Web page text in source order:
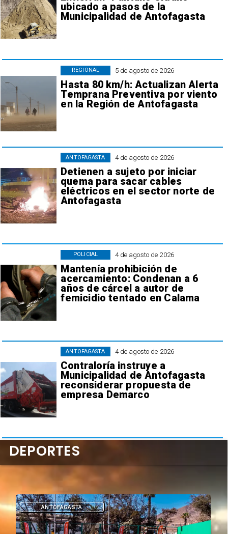
ubicado a pasos de la
Municipalidad de Antofagasta
5 de agosto de 2026
Hasta 80 km/h: Actualizan Alerta
Temprana Preventiva por viento
en la Región de Antofagasta
REGIONAL
4 de agosto de 2026
Detienen a sujeto por iniciar
quema para sacar cables
eléctricos en el sector norte de
Antofagasta
ANTOFAGASTA
4 de agosto de 2026
Mantenía prohibición de
acercamiento: Condenan a 6
años de cárcel a autor de
femicidio tentado en Calama
POLICIAL
4 de agosto de 2026
Contraloría instruye a
Municipalidad de Antofagasta
reconsiderar propuesta de
empresa Demarco
ANTOFAGASTA
ANTOFAGASTA
DEPORTES